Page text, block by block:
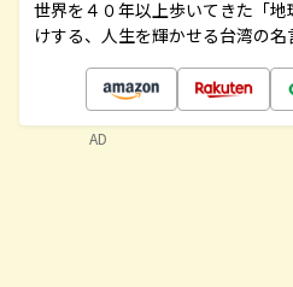
世界を４０年以上歩いてきた「
けする、人生を輝かせる台湾の
AD